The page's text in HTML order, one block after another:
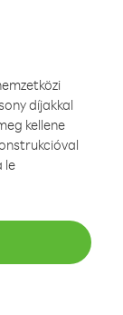
díjakkal
kellene
le